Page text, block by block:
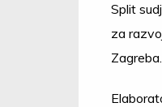
Split
za
Zagreba.